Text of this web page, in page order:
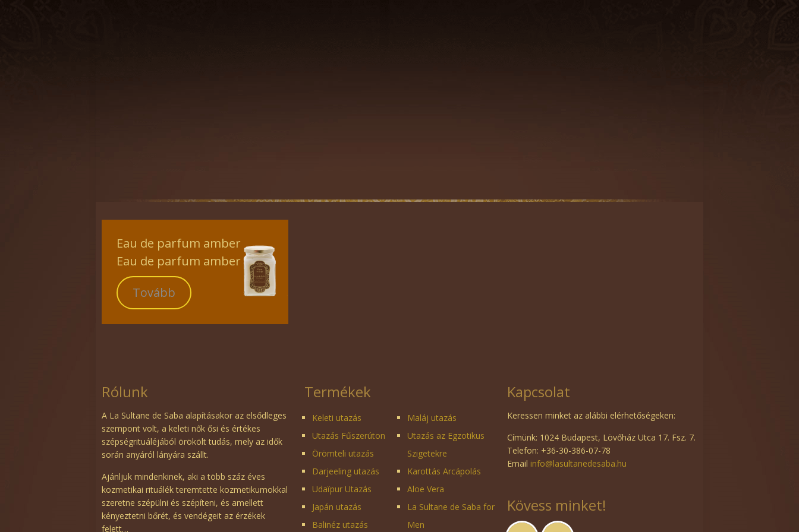
Eau de parfum amber
Eau de parfum amber
Tovább
Rólunk
A La Sultane de Saba alapításakor az elsődleges
szempont volt, a keleti nők ősi és értékes
szépségrituáléjából örökölt tudás, mely az idők
során anyáról lányára szállt.
Ajánljuk mindenkinek, aki a több száz éves
kozmetikai rituálék teremtette kozmetikumokkal
szeretne szépülni és szépíteni, és amellett
kényeztetni bőrét, és vendégeit az érzékek
felett…
Termékek
Keleti utazás
Utazás Fűszerúton
Örömteli utazás
Darjeeling utazás
Udaïpur Utazás
Japán utazás
Balinéz utazás
Maláj utazás
Utazás az Egzotikus
Szigetekre
Karottás Arcápolás
Aloe Vera
La Sultane de Saba for
Men
Kapcsolat
Keressen minket az alábbi elérhetőségeken:
Címünk: 1024 Budapest, Lövőház Utca 17. Fsz. 7.
Telefon: +36-30-386-07-78
Email info@lasultanedesaba.hu
Kövess minket!